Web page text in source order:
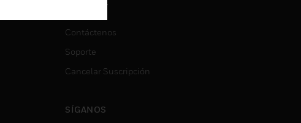
CONTACT
Contáctenos
Soporte
Cancelar Suscripción
SÍGANOS